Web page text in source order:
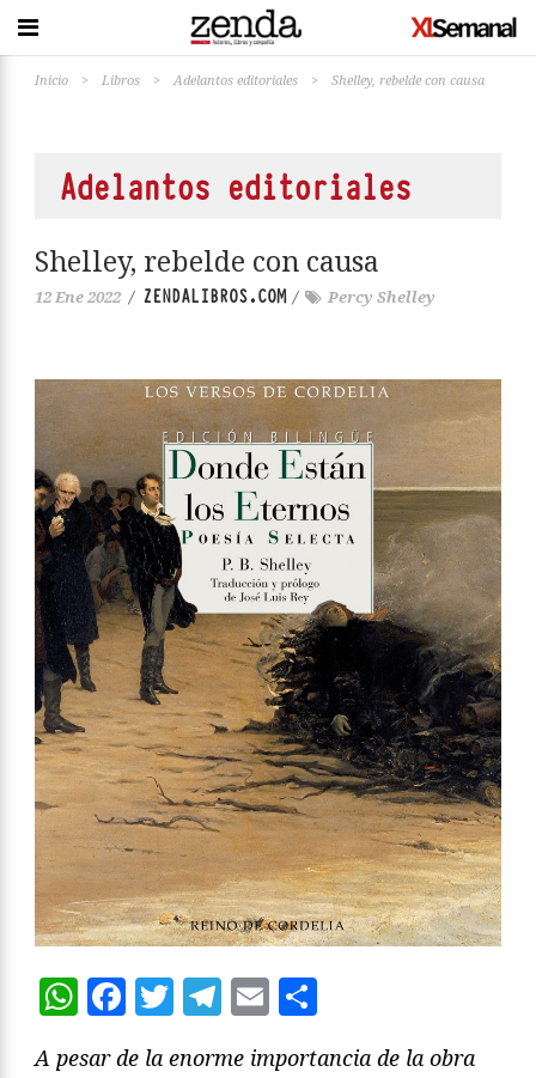
Inicio > Libros > Adelantos editoriales > Shelley, rebelde con causa
Adelantos editoriales
Shelley, rebelde con causa
12 Ene 2022 / ZENDALIBROS.COM/ Percy Shelley
WhatsApp
Facebook
Twitter
Telegram
Email
A pesar de la enorme importancia de la obra